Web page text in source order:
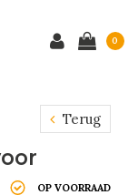
0
Terug
OP VOORRAAD